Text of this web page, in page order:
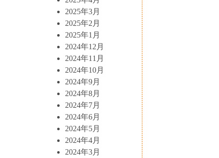
2025年3月
2025年2月
2025年1月
2024年12月
2024年11月
2024年10月
2024年9月
2024年8月
2024年7月
2024年6月
2024年5月
2024年4月
2024年3月